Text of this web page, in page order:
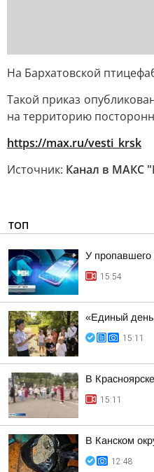
На Бархатовской
Такой приказ
на территорию
https://max.ru/vesti_krsk
Источник: Канал в МАКС
ТОП
У пропавшего
15:54
«Единый день
15:11
В
15:11
В Канском
12:48